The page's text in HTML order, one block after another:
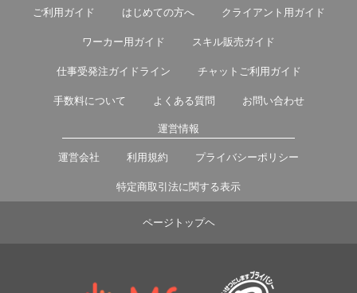
ご利用ガイド はじめての方へ クライアント用ガイド
ワーカー用ガイド スキル販売ガイド
仕事受発注ガイドライン チャットご利用ガイド
手数料について よくある質問 お問い合わせ
運営情報
運営会社 利用規約 プライバシーポリシー
特定商取引法に関する表示
ページトップヘ